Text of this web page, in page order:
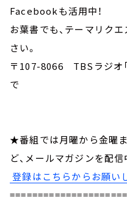
Facebookも活用中！
お葉書でも、テーマリク
さい。
〒107-8066 TBSラジオ
で
★番組では月曜から金曜
ど、メールマガジンを
登録はこちらからお願い